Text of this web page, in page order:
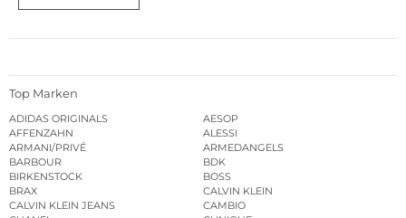
Top Marken
ADIDAS ORIGINALS
AESOP
AFFENZAHN
ALESSI
ARMANI/PRIVÉ
ARMEDANGELS
BARBOUR
BDK
BIRKENSTOCK
BOSS
BRAX
CALVIN KLEIN
CALVIN KLEIN JEANS
CAMBIO